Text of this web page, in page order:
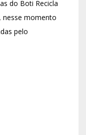
do Boti Recicla
nesse momento
pelo